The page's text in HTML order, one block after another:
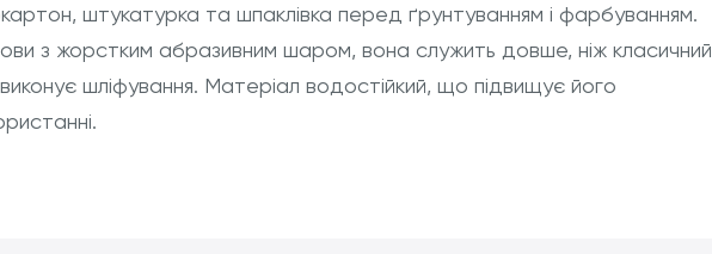
штукатурка та шпаклівка перед ґрунтуванням і фарбуванням.
з жорстким абразивним шаром, вона служить довше, ніж класичний
шліфування. Матеріал водостійкий, що підвищує його